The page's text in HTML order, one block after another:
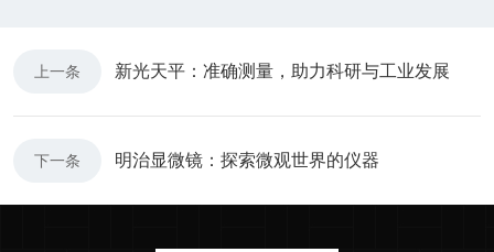
上一条 新光天平：准确测量，助力科研与工业发展
下一条 明治显微镜：探索微观世界的仪器